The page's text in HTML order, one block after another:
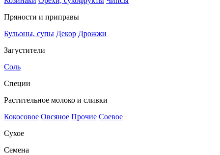
Пряности и приправы
Бульоны, супы Декор Дрожжи
Загустители
Соль
Специи
Растительное молоко и сливки
Кокосовое Овсяное Прочие Соевое
Сухое
Семена